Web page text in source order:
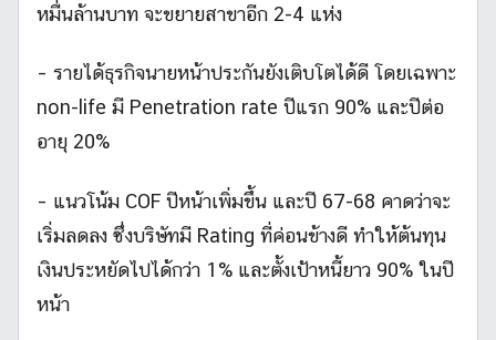
หมื่นล้านบาท จะขยายสาขาอีก 2-4 แห่ง
– รายได้ธุรกิจนายหน้าประกันยังเติบโตได้ดี โดยเฉพาะ
non-life มี Penetration rate ปีแรก 90% และปีต่อ
อายุ 20%
– แนวโน้ม COF ปีหน้าเพิ่มขึ้น และปี 67-68 คาดว่าจะ
เริ่มลดลง ซึ่งบริษัทมี Rating ที่ค่อนข้างดี ทำให้ต้นทุน
เงินประหยัดไปได้กว่า 1% และตั้งเป้าหนี้ยาว 90% ในปี
หน้า